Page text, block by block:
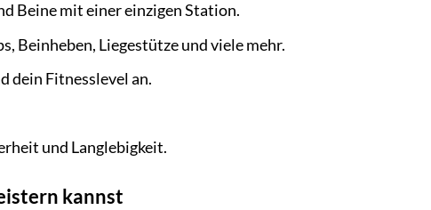
Beine mit einer einzigen Station.
Beinheben, Liegestütze und viele mehr.
dein Fitnesslevel an.
und Langlebigkeit.
kannst